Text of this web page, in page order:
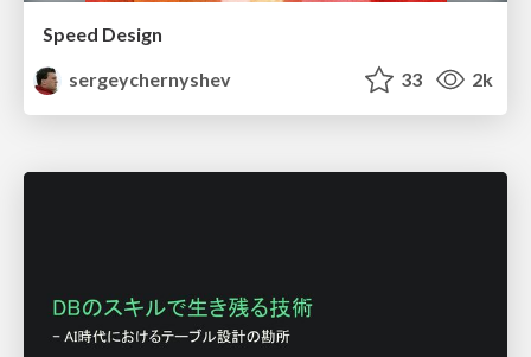
Speed Design
sergeychernyshev
33 2k